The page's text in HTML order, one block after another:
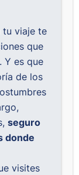
tu viaje te
que
Y es que
de los
seguro
donde
visites